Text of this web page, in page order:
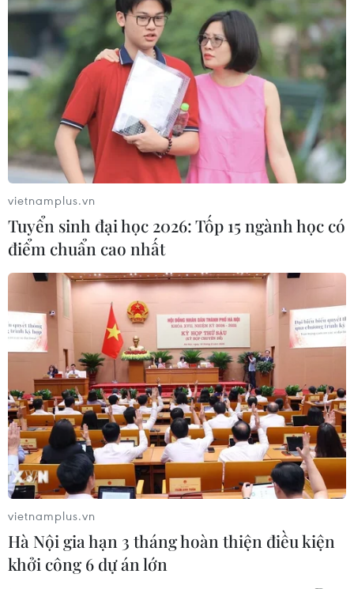
vietnamplus.vn
Tuyển sinh đại học 2026: Tốp 15 ngành học có
điểm chuẩn cao nhất
vietnamplus.vn
Hà Nội gia hạn 3 tháng hoàn thiện điều kiện
khởi công 6 dự án lớn